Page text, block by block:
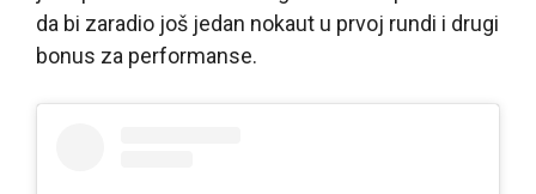
da bi zaradio još jedan nokaut u prvoj rundi i drugi
bonus za performanse.